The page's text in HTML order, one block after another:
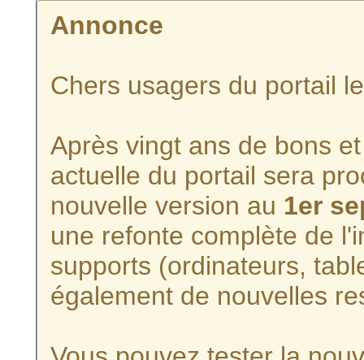
Annonce
Chers usagers du portail
Après vingt ans de bons
actuelle du portail sera
nouvelle version au 1er
une refonte complète de
supports (ordinateurs,
également de nouvelles